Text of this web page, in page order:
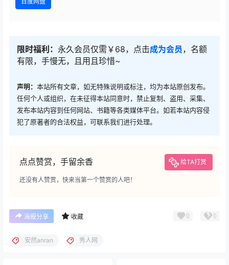
限时福利： 永久会员仅需￥68，点击成为会员 ，名额
有限，手慢无，且用且珍惜~
声明： 本站所有文章，如无特殊说明或标注，均为本站原创发布。
任何个人或组织，在未征得本站同意时，禁止复制、盗用、采集、
发布本站内容到任何网站、书籍等各类媒体平台。如若本站内容侵
犯了原著者的合法权益，可联系我们进行处理。
点点赞赏，手留余香 给TA打赏
还没有人赞赏，快来当第一个赞赏的人吧！
海报分享 收藏 0 0
安然anran 秀人网